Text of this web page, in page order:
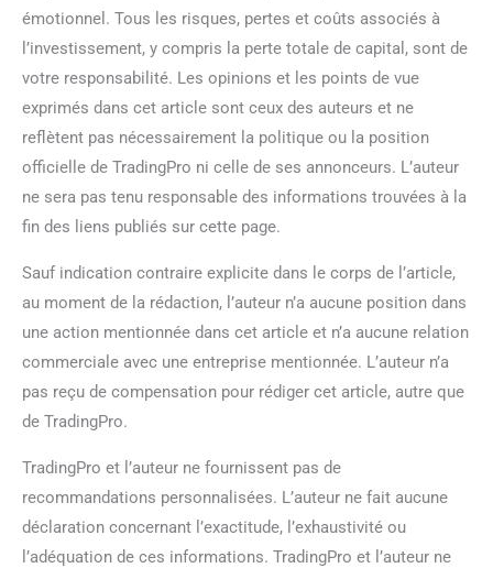
émotionnel. Tous les risques, pertes et coûts associés à
l’investissement, y compris la perte totale de capital, sont de
votre responsabilité. Les opinions et les points de vue
exprimés dans cet article sont ceux des auteurs et ne
reflètent pas nécessairement la politique ou la position
officielle de TradingPro ni celle de ses annonceurs. L’auteur
ne sera pas tenu responsable des informations trouvées à la
fin des liens publiés sur cette page.
Sauf indication contraire explicite dans le corps de l’article,
au moment de la rédaction, l’auteur n’a aucune position dans
une action mentionnée dans cet article et n’a aucune relation
commerciale avec une entreprise mentionnée. L’auteur n’a
pas reçu de compensation pour rédiger cet article, autre que
de TradingPro.
TradingPro et l’auteur ne fournissent pas de
recommandations personnalisées. L’auteur ne fait aucune
déclaration concernant l’exactitude, l’exhaustivité ou
l’adéquation de ces informations. TradingPro et l’auteur ne